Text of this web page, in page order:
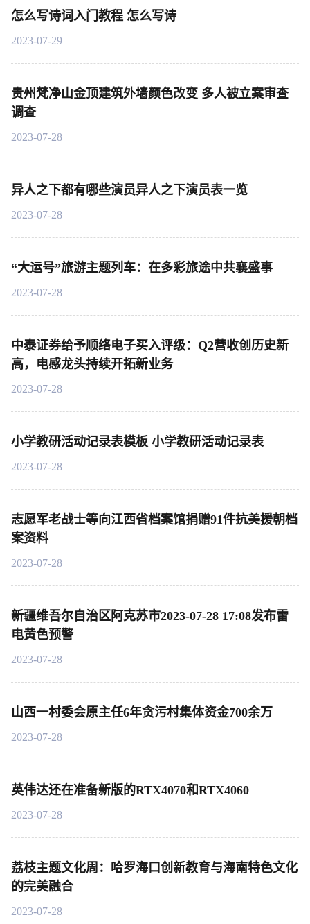
怎么写诗词入门教程 怎么写诗
2023-07-29
贵州梵净山金顶建筑外墙颜色改变 多人被立案审查
调查
2023-07-28
异人之下都有哪些演员异人之下演员表一览
2023-07-28
“大运号”旅游主题列车：在多彩旅途中共襄盛事
2023-07-28
中泰证券给予顺络电子买入评级：Q2营收创历史新
高，电感龙头持续开拓新业务
2023-07-28
小学教研活动记录表模板 小学教研活动记录表
2023-07-28
志愿军老战士等向江西省档案馆捐赠91件抗美援朝档
案资料
2023-07-28
新疆维吾尔自治区阿克苏市2023-07-28 17:08发布雷
电黄色预警
2023-07-28
山西一村委会原主任6年贪污村集体资金700余万
2023-07-28
英伟达还在准备新版的RTX4070和RTX4060
2023-07-28
荔枝主题文化周：哈罗海口创新教育与海南特色文化
的完美融合
2023-07-28